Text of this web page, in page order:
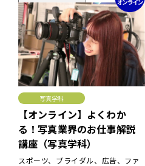
写真学科
【オンライン】よくわか
る！写真業界のお仕事解説
講座（写真学科）
スポーツ、ブライダル、広告、ファ